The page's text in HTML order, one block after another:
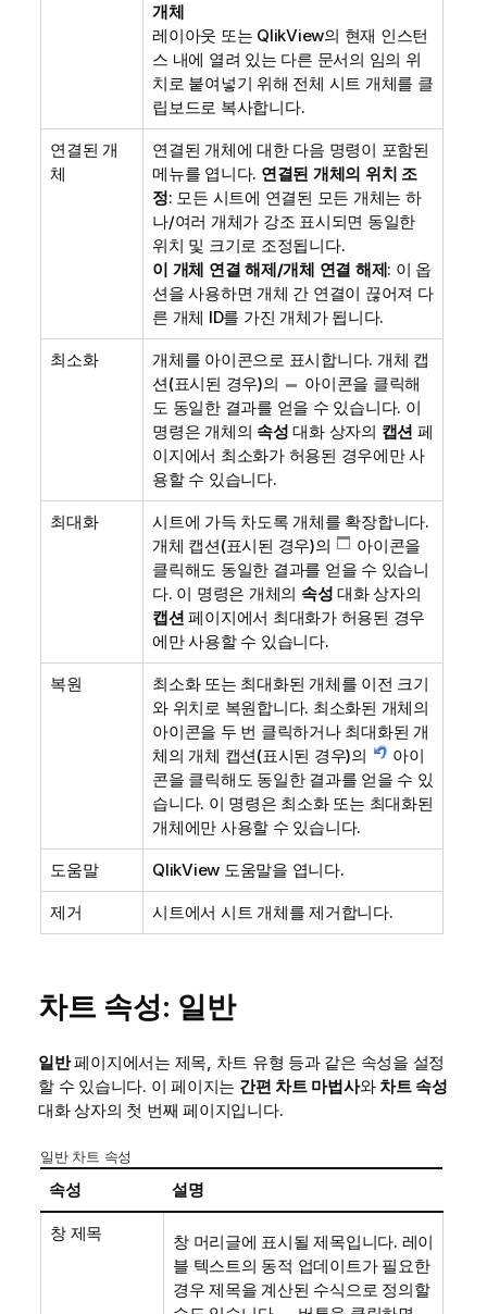
개체
레이아웃 또는 QlikView의 현재 인스턴
스 내에 열려 있는 다른 문서의 임의 위
치로 붙여넣기 위해 전체 시트 개체를 클
립보드로 복사합니다.
연결된 개
체
연결된 개체에 대한 다음 명령이 포함된
메뉴를 엽니다. 연결된 개체의 위치 조
정: 모든 시트에 연결된 모든 개체는 하
나/여러 개체가 강조 표시되면 동일한
위치 및 크기로 조정됩니다.
이 개체 연결 해제/개체 연결 해제: 이 옵
션을 사용하면 개체 간 연결이 끊어져 다
른 개체 ID를 가진 개체가 됩니다.
최소화
개체를 아이콘으로 표시합니다. 개체 캡
션(표시된 경우)의
아이콘을 클릭해
도 동일한 결과를 얻을 수 있습니다. 이
명령은 개체의 속성 대화 상자의 캡션 페
이지에서 최소화가 허용된 경우에만 사
용할 수 있습니다.
최대화
시트에 가득 차도록 개체를 확장합니다.
개체 캡션(표시된 경우)의
아이콘을
클릭해도 동일한 결과를 얻을 수 있습니
다. 이 명령은 개체의 속성 대화 상자의
캡션 페이지에서 최대화가 허용된 경우
에만 사용할 수 있습니다.
복원
최소화 또는 최대화된 개체를 이전 크기
와 위치로 복원합니다. 최소화된 개체의
아이콘을 두 번 클릭하거나 최대화된 개
체의 개체 캡션(표시된 경우)의
아이
콘을 클릭해도 동일한 결과를 얻을 수 있
습니다. 이 명령은 최소화 또는 최대화된
개체에만 사용할 수 있습니다.
도움말 QlikView 도움말을 엽니다.
제거 시트에서 시트 개체를 제거합니다.
차트 속성: 일반
일반페이지에서는 제목, 차트 유형 등과 같은 속성을 설정
할 수 있습니다. 이 페이지는 간편 차트 마법사와 차트 속성
대화 상자의 첫 번째 페이지입니다.
일반 차트 속성
속성 설명
창 제목
창 머리글에 표시될 제목입니다. 레이
블 텍스트의 동적 업데이트가 필요한
경우 제목을 계산된 수식으로 정의할